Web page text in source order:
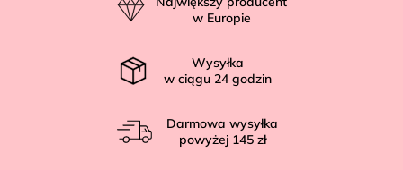
w Europie
Wysyłka
w ciągu 24 godzin
Darmowa wysyłka
powyżej 145 zł